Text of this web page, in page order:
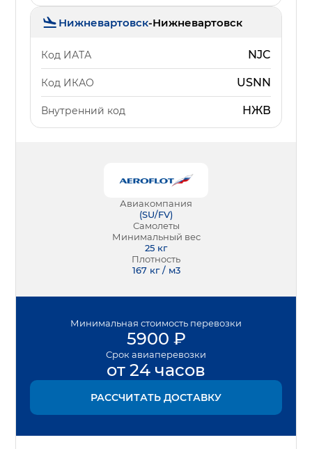
Нижневартовск-Нижневартовск
Код ИАТА NJC
Код ИКАО USNN
Внутренний код НЖВ
Авиакомпания
(SU/FV)
Самолеты
Минимальный вес
25 кг
Плотность
167 кг / м3
Минимальная стоимость перевозки
5900 ₽
Срок авиаперевозки
от 24 часов
РАССЧИТАТЬ ДОСТАВКУ